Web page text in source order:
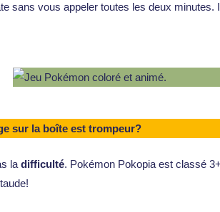
sans vous appeler toutes les deux
sur la boîte est trompeur?
la difficulté. Pokémon Pokopia est classé